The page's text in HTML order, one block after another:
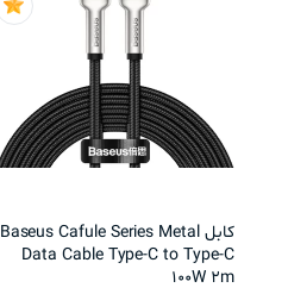
کابل Baseus Cafule Series Metal
Data Cable Type-C to Type-C
100W 2m